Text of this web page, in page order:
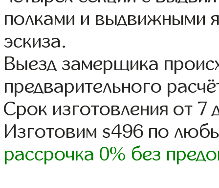
полками и выдвижными
эскиза.
Выезд замерщика
предварительного
Срок изготовления от 7
Изготовим s496 по
рассрочка 0% без